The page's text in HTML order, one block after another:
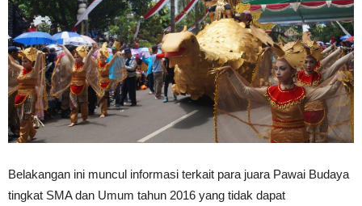
Belakangan ini muncul informasi terkait para juara Pawai Budaya
tingkat SMA dan Umum tahun 2016 yang tidak dapat